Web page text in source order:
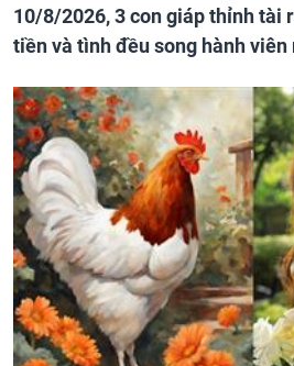
10/8/2026, 3 con giáp thỉnh tài
tiền và tình đều song hành viên